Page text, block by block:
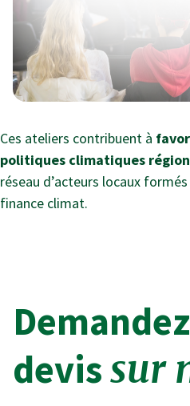
Ces ateliers contribuent à
politiques climatiques
réseau d’acteurs locaux
finance climat.
devissur